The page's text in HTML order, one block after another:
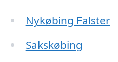
Nykøbing Falster
Sakskøbing